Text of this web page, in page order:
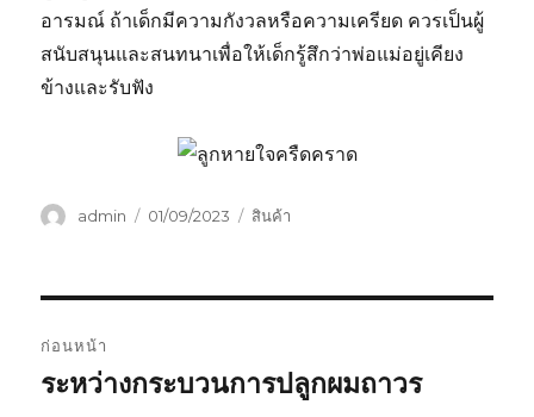
อารมณ์ ถ้าเด็กมีความกังวลหรือความเครียด ควรเป็นผู้
สนับสนุนและสนทนาเพื่อให้เด็กรู้สึกว่าพ่อแม่อยู่เคียง
ข้างและรับฟัง
ผู้admin
เขียน
01/09/2023
หมวด
สินค้า
เรื่อง
ก่อนหน้า
เรื่อง
ระหว่างกระบวนการปลูกผมถาวร